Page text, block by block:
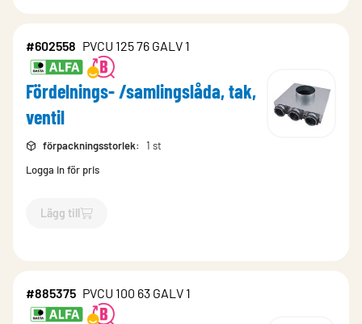
#602558 PVCU 125 76 GALV 1
Fördelnings- /samlingslåda, tak,
ventil
förpackningsstorlek:
1 st
Logga in för pris
Lägg till
`$Lägg till
#885375 PVCU 100 63 GALV 1